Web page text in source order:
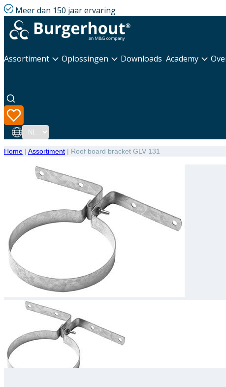
Meer dan 150 jaar ervaring
Assortiment Oplossingen Downloads Academy
Taal
Home | Assortiment | Roof board bracket GLV 131